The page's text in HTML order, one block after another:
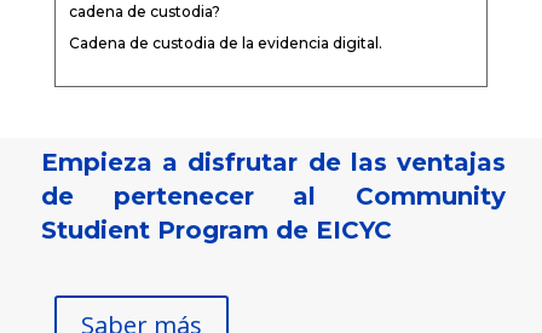
cadena de custodia?
Cadena de custodia de la evidencia digital.
Empieza a disfrutar de las ventajas
de pertenecer al Community
Studient Program de EICYC
Saber más